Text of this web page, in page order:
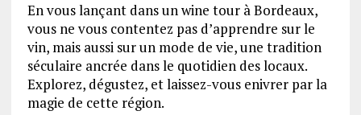
En vous lançant dans un wine tour à Bordeaux,
vous ne vous contentez pas d’apprendre sur le
vin, mais aussi sur un mode de vie, une tradition
séculaire ancrée dans le quotidien des locaux.
Explorez, dégustez, et laissez-vous enivrer par la
magie de cette région.